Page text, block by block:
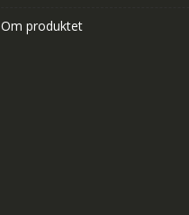
Om produktet